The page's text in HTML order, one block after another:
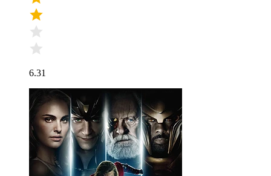
6.31